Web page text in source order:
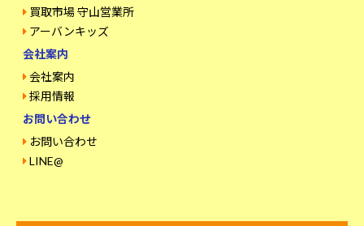
買取市場 守山営業所
アーバンキッズ
会社案内
会社案内
採用情報
お問い合わせ
お問い合わせ
LINE@